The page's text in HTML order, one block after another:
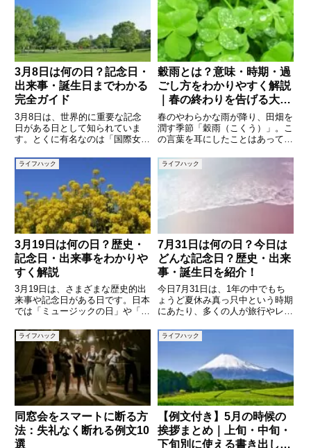
3月8日は何の日？記念日・
出来事・誕生日までわかる
完全ガイド
3月8日は、世界的に重要な記念
日がある日として知られていま
す。とくに有名なのは「国際女性
社会参加について考える日として
多くのイベントが開催されていま
す。しかし、3月8日の記念日は
それだけではありません。日本独
自
穀雨とは？意味・時期・過
ごし方をわかりやすく解説
｜春の終わりを告げる大切
な節気
春のやわらかな雨が降り、田畑を
潤す季節「穀雨（こくう）」。こ
の言葉を耳にしたことはあって
ている人は意外と少ないのではな
いでしょうか。穀雨は、私たちの
暮らしや農業と深く関わる大切な
季節の区切りです。この記事で
ライフハック
3月19日は何の日？歴史・
記念日・出来事をわかりや
すく解説
3月19日は、さまざまな歴史的出
来事や記念日がある日です。日本
では「ミュージックの日」や「カ
する記念日があり、世界的にも重
要な歴史の出来事が起きた日でも
あります。日常生活ではあまり意
識することのない日付でも、調
ライフハック
7月31日は何の日？今日は
どんな記念日？歴史・出来
事・誕生日を紹介！
今日7月31日は、1年の中でもち
ょうど夏休み真っ只中という時期
にあたり、多くの人が旅行やレジ
ん。しかし、「今日は何の日？」
と改めて考えてみると、記念日や
歴史的な出来事、著名人の誕生日
など、意外と多くの興味深い情
ライフハック
同窓会をスマートに断る方
法：失礼なく断れる例文10
選
ライフハック
【例文付き】5月の時候の
挨拶まとめ｜上旬・中旬・
下旬別に使える書き出しと